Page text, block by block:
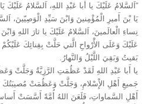
“اَلسَّلامُ عَلَيْكَ يا أَبا عَبْدِ اللهِ، اَلسَّلامُ
يَا بْنَ أَميرِ الْمُؤْمِنينَ وَابْنَ سَيِّدِ الْوَصِيّينَ،
نِساءِ الْعالَمينَ، اَلسَّلامُ عَلَيْكَ يا ثارَ اللهِ
عَلَيْكَ وَعَلَى الأَْرْواحِ الَّتي حَلَّتْ بِفِنائِكَ عَلَيْكُمْ
بَقيتُ وَبَقِيَ اللَّيْلُ وَالنَّهارُ.
يا أَبا عَبْدِ اللهِ لَقَدْ عَظُمَتِ الرَّزِيَّةُ وَجَلَّتْ
جَميعِ أَهْلِ الإِْسْلامِ، وَجَلَّتْ وَعَظُمَتْ
أَهْلِ السَّماواتِ، فَلَعَنَ اللهُ أُمَّةً أَسَّسَتْ